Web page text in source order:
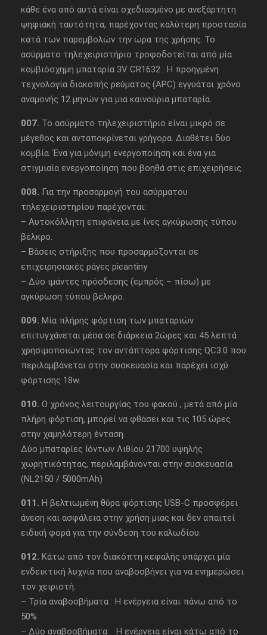
κάθε ένα από αυτά είναι σχεδιασμένο με ανεξάρτητη
ψηφιακή ταυτότητα, παρέχοντας καλύτερη προστασία
κατά των παρεμβολών την ώρα της χρήσης. Το
ασύρματο τηλεχειριστήριο τροφοδοτείται από μία
κομβιόσχημη μπαταρία 3V CR1632 . Η προηγμένη
τεχνολογία διακοπής ρεύματος (APC) εγγυάται χρόνο
αναμονής 12 μηνών για μια καινούρια μπαταρία.
007. Το ασύρματο τηλεχειριστήριο είναι μικρό σε
μέγεθος και ανταποκρίνεται γρήγορα. Διαθέτει δύο
κομβία. Ένα για μόνιμη ενεργοποίηση και ένα για
στιγμιαία ενεργοποίηση που βοηθά στις επιχειρήσεις.
008. Για την προσαρμογή του ασύρματου
τηλεχειριστηρίου παρέχονται:
– Αυτοκόλλητη επιφάνεια με ίνες αγκύρωσης τύπου
βέλκρο.
– Βάσεις στήριξης που προσαρμόζονται σε
επιχειρησιακές ράγες picantiny
– Δύο ιμάντες πρόσδεσης (εμπρός – πίσω) με
αγκύρωση τύπου βέλκρο.
009. Μία πλήρης φόρτιση των μπαταριών
επιτυγχάνεται μέσα σε διάρκεια 2ώρες και 45 λεπτά
χρησιμοποιώντας τον αντάπτορα φόρτισης QC3.0 που
περιλαμβάνεται στην συσκευασία και παρέχει ισχύ
φόρτισης 18w.
010. Ο χρόνος λειτουργίας του φακού , μετά από μία
πλήρη φόρτιση, μπορεί να φθάσει και τις 105 ώρες
στην χαμηλότερη ένταση.
Δύο μπαταρίες Ιόντων Λιθίου 21700 υψηλής
χωρητικότητας, περιλαμβάνονται στην συσκευασία
(NL2150 / 5000mAh)
011. Η βελτιωμένη θύρα φόρτισης USB-C προσφέρει
άνεση και ασφάλεια στην χρήση μιας και δεν απαιτεί
ειδική φορά για την σύνδεση του καλωδίου.
012. Κάτω από τον διακόπτη κεφαλής υπάρχει μία
ενδεικτική λυχνία που αναβοσβήνει για να ενημερώσει
τον χειριστή.
– Τρία αναβοσβήματα : Η ενέργεια είναι πάνω από το
50%
– Δύο αναβοσβήματα: Η ενέργεια είναι κάτω από το